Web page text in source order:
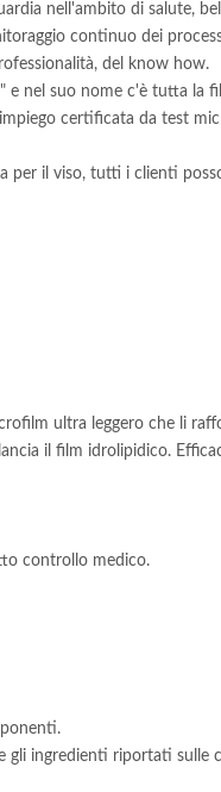
nell'ambito di salute,
continuo dei
del know how.
e nel suo nome c'è tutta
certificata da test
per il viso, tutti i clienti
ultra leggero che li
il film idrolipidico.
controllo medico.
gli ingredienti riportati sulle